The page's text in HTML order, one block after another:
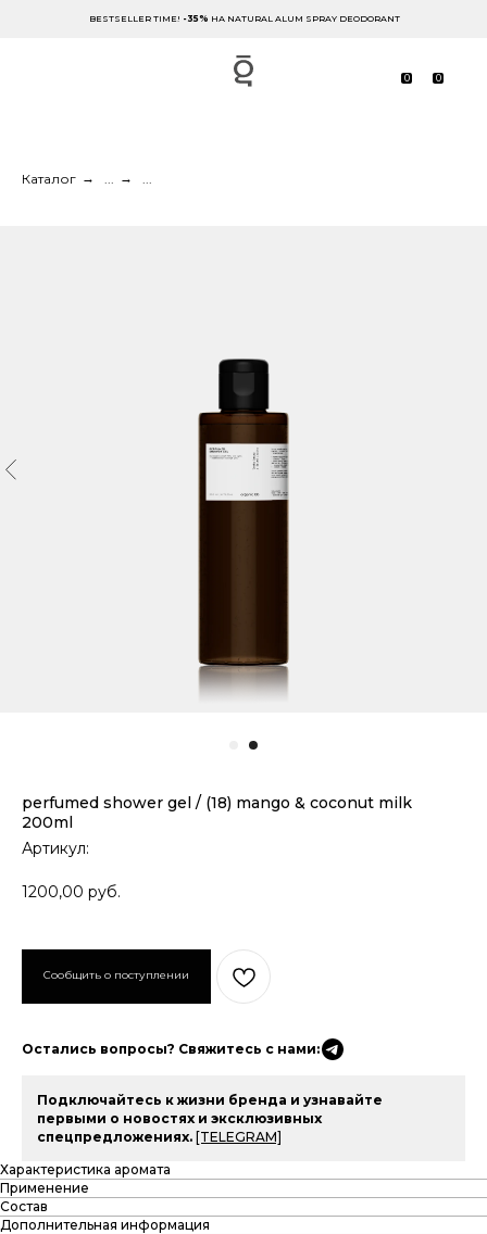
BESTSELLER TIME! -35% НА NATURAL ALUM SPRAY DEODORANT
0 0
Каталог → ... → ...
perfumed shower gel / (18) mango & coconut milk
200ml
Артикул:
1200,00 руб.
Остались вопросы? Свяжитесь с нами:
Подключайтесь к жизни бренда и узнавайте
первыми о новостях и эксклюзивных
спецпредложениях. [TELEGRAM]
Характеристика аромата
Применение
Состав
Дополнительная информация